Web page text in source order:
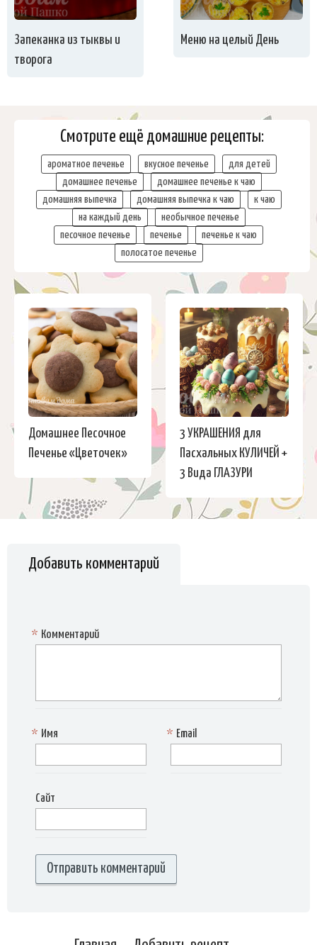
Запеканка из тыквы и
творога
Меню на целый День
Смотрите ещё домашние рецепты:
ароматное печенье вкусное печенье
для детей
домашнее печенье
домашнее печенье к чаю
домашняя выпечка
домашняя выпечка к чаю
к чаю
на каждый день
необычное печенье
песочное печенье
печенье
печенье к чаю
полосатое печенье
Домашнее Песочное
Печенье «Цветочек»
3 УКРАШЕНИЯ для
Пасхальных КУЛИЧЕЙ +
3 Вида ГЛАЗУРИ
Добавить комментарий
Комментарий
*
Имя
* Email
*
Сайт